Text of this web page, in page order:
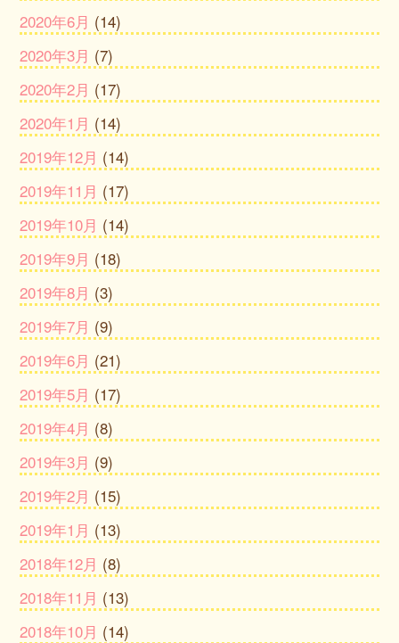
2020年6月 (14)
2020年3月 (7)
2020年2月 (17)
2020年1月 (14)
2019年12月 (14)
2019年11月 (17)
2019年10月 (14)
2019年9月 (18)
2019年8月 (3)
2019年7月 (9)
2019年6月 (21)
2019年5月 (17)
2019年4月 (8)
2019年3月 (9)
2019年2月 (15)
2019年1月 (13)
2018年12月 (8)
2018年11月 (13)
2018年10月 (14)